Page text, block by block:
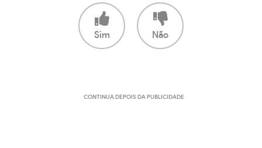
Sim Não
CONTINUA DEPOIS DA PUBLICIDADE